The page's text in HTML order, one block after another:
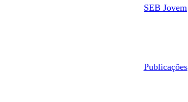
SEB Jovem
Publicações